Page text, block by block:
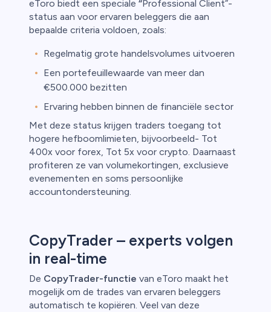
eToro biedt een speciale “Professional Client”-
status aan voor ervaren beleggers die aan
bepaalde criteria voldoen, zoals:
Regelmatig grote handelsvolumes uitvoeren
Een portefeuillewaarde van meer dan
€500.000 bezitten
Ervaring hebben binnen de financiële sector
Met deze status krijgen traders toegang tot
hogere hefboomlimieten, bijvoorbeeld- Tot
400x voor forex, Tot 5x voor crypto. Daarnaast
profiteren ze van volumekortingen, exclusieve
evenementen en soms persoonlijke
accountondersteuning.
CopyTrader – experts volgen
in real-time
De CopyTrader-functie van eToro maakt het
mogelijk om de trades van ervaren beleggers
automatisch te kopiëren. Veel van deze